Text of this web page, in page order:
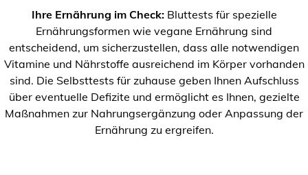
Ihre Ernährung im Check:Bluttests für spezielle
Ernährungsformen wie vegane Ernährung sind
entscheidend, um sicherzustellen, dass alle notwendigen
Vitamine und Nährstoffe ausreichend im Körper vorhanden
sind. Die Selbsttests für zuhause geben Ihnen Aufschluss
über eventuelle Defizite und ermöglicht es Ihnen, gezielte
Maßnahmen zur Nahrungsergänzung oder Anpassung der
Ernährung zu ergreifen.